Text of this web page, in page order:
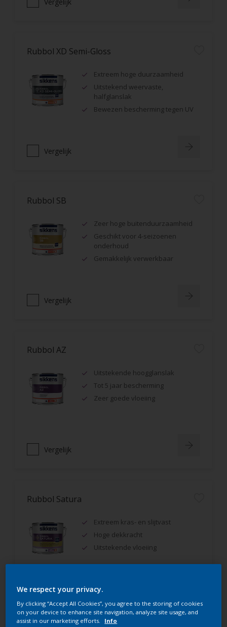
Rubbol XD Semi-Gloss
Extreem hoge duurzaamheid
Uitstekend weervaste,
halfglanslak
Bewezen bescherming tegen UV
Vergelijk
Rubbol SB
Zeer hoge buitenduurzaamheid
Geschikt voor 4-seizoenen
onderhoud
Gemakkelijk verwerkbaar
Vergelijk
Rubbol AZ
Uitstekende hoogglanslak
Tot 5 jaar bescherming
Zeer goede vloeiing
Vergelijk
Rubbol Satura
Extreem kras- en slijtvast
Hoge dekkracht
Uitstekende vloeiing
We respect your privacy.
By clicking “Accept All Cookies”, you agree to the storing of cookies
on your device to enhance site navigation, analyze site usage, and
assist in our marketing efforts.
Info